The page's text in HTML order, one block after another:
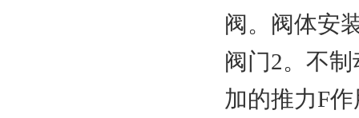
阀。阀体安
阀门2。不
加的推力F